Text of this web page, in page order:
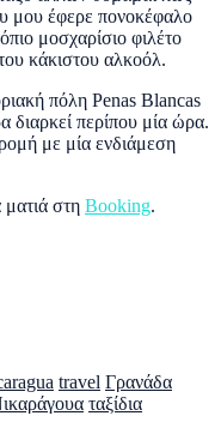
μου έφερε πονοκέφαλο
μοσχαρίσιο φιλέτο
κάκιστου αλκοόλ.
πόλη Penas Blancas
διαρκεί περίπου μία ώρα.
με μία ενδιάμεση
ματιά στη Booking.
travel Γρανάδα
ταξίδια